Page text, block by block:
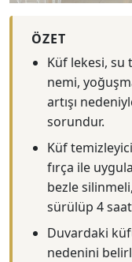
ÖZET
Küf lekesi, su
nemi,
artışı
sorundur.
Küf
fırça ile
bezle
sürülüp 4 saat
Duvardaki
nedenini